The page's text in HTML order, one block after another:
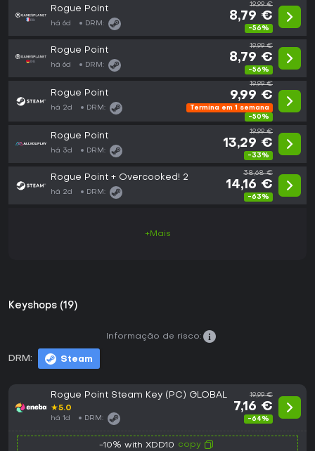
Rogue Point
há 6d DRM:
19,99 €
8,79 €
-56%
Rogue Point
há 6d DRM:
19,99 €
8,79 €
-56%
Rogue Point
há 2d DRM:
19,99 €
9,99 €
Termina em 1 semana
-50%
Rogue Point
há 3d DRM:
19,99 €
13,29 €
-33%
Rogue Point + Overcooked! 2
há 2d DRM:
38,68 €
14,16 €
-63%
+Mais
Keyshops (19)
DRM: Steam
Informação de risco:
Rogue Point Steam Key (PC) GLOBAL
★5.0
há 1d DRM:
19,99 €
7,16 €
-64%
-10% with XDD10 copy